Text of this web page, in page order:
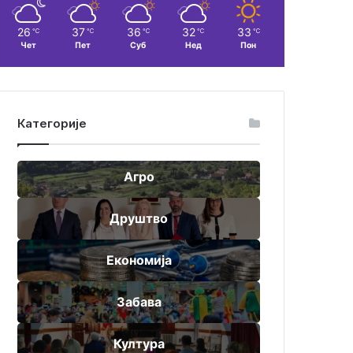
26 ℃
Чет
37 ℃
Пет
36 ℃
Суб
32 ℃
Нед
33 ℃
Пон
Категорије
Агро
Друштво
Економија
Забава
Култура